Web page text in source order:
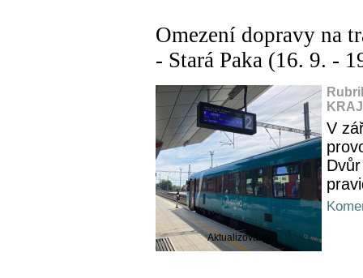
Omezení dopravy na
- Stará Paka (16. 9. -
Aktualizováno
V